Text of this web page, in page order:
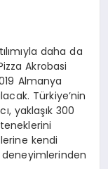
daha da
Akrobasi
Almanya
Türkiye’nin
yaklaşık 300
kendi